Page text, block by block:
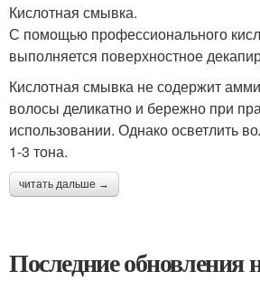
Кислотная смывка.
С помощью профессионального
выполняется поверхностное
Кислотная смывка не содержит
волосы деликатно и бережно при
использовании. Однако осветлить
1-3 тона.
читать дальше →
Последние обновления